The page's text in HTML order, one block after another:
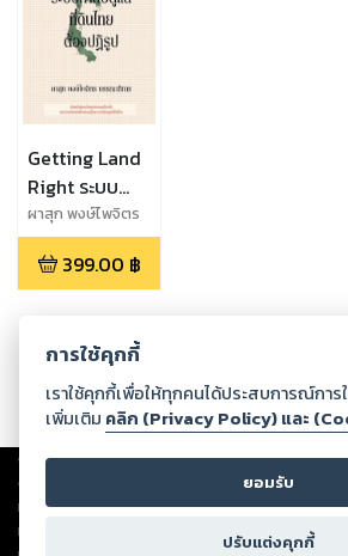
Getting Land
Right ระบบ
กำกับดูแลที่ดิน
ไทยต้องปฏิรูป
ผาสุก พงษ์ไพจิตร
บรรณาธิการ
399.00 ฿
Copyright ©2026Storylog Co., Ltd. - สตอรี่ล็อ
ต่อผลงานหรือเนื้อหาใดที่อัปโหลดผ่านเว็บไซต์และปร
ทรัพย์สินทางปัญญาของบุคคลอื่นหรือขัดต่อกฎหมาย
ทุกท่านโปรดใช้วิจารณญาณในการกลั่นกรองด้วยตนเ
การใช้คุกกี้
เราใช้คุกกี้เพื่อให้ทุกคนได้ประสบการณ์กา
เพิ่มเติม คลิก (Privacy Policy) และ
ยอมรับ
ปรับแต่งคุกกี้